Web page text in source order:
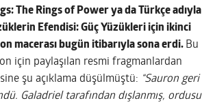
The Rings of Power ya da Türkçe adıyla
Efendisi: Güç Yüzükleri için ikinci
macerası bugün itibarıyla sona erdi. Bu
için paylaşılan resmi fragmanlardan
şu açıklama düşülmüştü: “Sauron geri
Galadriel tarafından dışlanmış, ordusu